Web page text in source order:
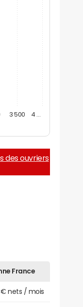
3 500 4 …
des ouvriers
France
nets / mois